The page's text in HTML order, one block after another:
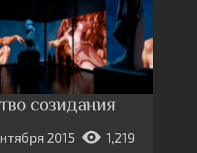
созидания
2015 1,219